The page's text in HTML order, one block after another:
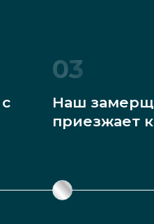
03
Наш
приезжает